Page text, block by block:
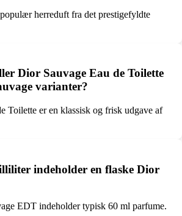
herreduft fra det prestigefyldte
Dior Sauvage Eau de Toilette
varianter?
Toilette er en klassisk og frisk udgave af
indeholder en flaske Dior
EDT indeholder typisk 60 ml parfume.